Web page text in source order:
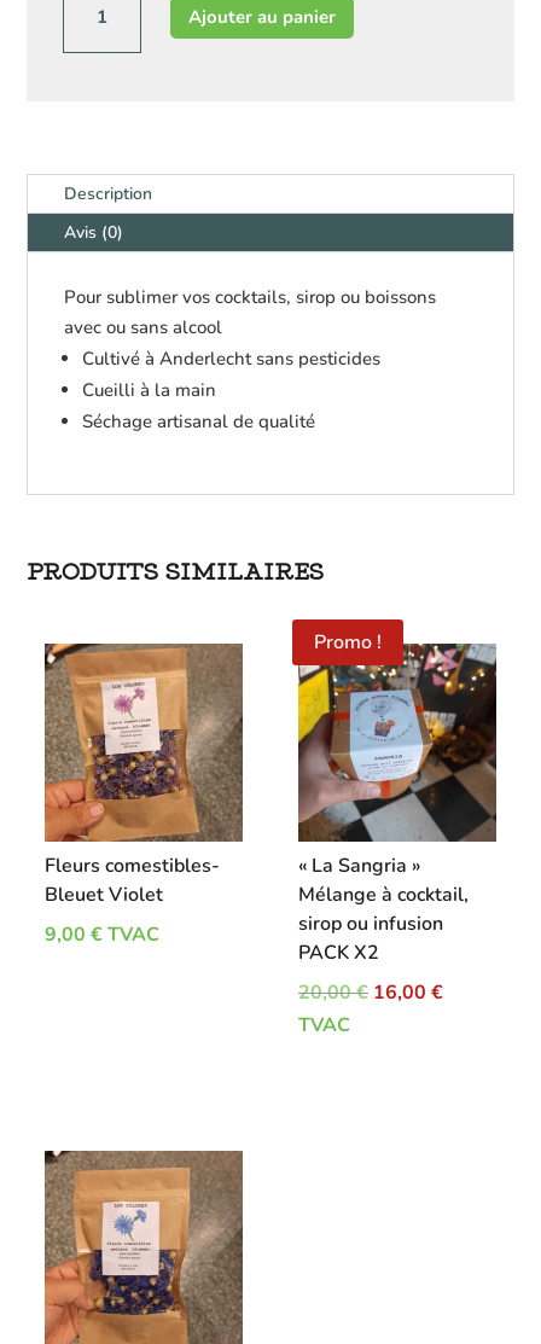
"Mojito,
cocktail,
sirop
ou
Ajouter au panier
Description
Avis (0)
Pour sublimer vos cocktails, sirop ou boissons
avec ou sans alcool
Cultivé à Anderlecht sans pesticides
Cueilli à la main
Séchage artisanal de qualité
PRODUITS SIMILAIRES
Fleurs comestibles-
Bleuet Violet
9,00€ TVAC
Promo !
« La Sangria »
Mélange à cocktail,
sirop ou infusion
PACK X2
20,00€ Le
16,00€Le
TVAC